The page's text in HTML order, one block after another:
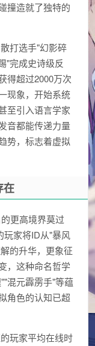
撞造就了独特的
打选手"幻影碎
"完成史诗级反
得超过2000万次
现象，开始系统
至引入语言学家
音都能传递力量
势，标志着虚拟
在
更高境界莫过
玩家将ID从"暴风
的升华，更象征
，这种命名哲学
混元霹雳手"等蕴
角色的认知已超
玩家平均在线时